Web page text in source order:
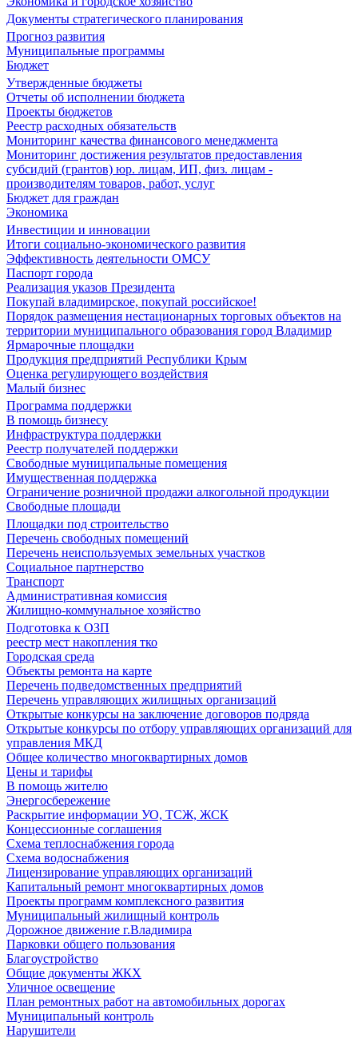
Документы стратегического планирования
Прогноз развития
Муниципальные программы
Бюджет
Утвержденные бюджеты
Отчеты об исполнении бюджета
Проекты бюджетов
Реестр расходных обязательств
Мониторинг качества финансового менеджмента
Мониторинг достижения результатов предоставления
субсидий (грантов) юр. лицам, ИП, физ. лицам -
производителям товаров, работ, услуг
Бюджет для граждан
Экономика
Инвестиции и инновации
Итоги социально-экономического развития
Эффективность деятельности ОМСУ
Паспорт города
Реализация указов Президента
Покупай владимирское, покупай российское!
Порядок размещения нестационарных торговых объектов на
территории муниципального образования город Владимир
Ярмарочные площадки
Продукция предприятий Республики Крым
Оценка регулирующего воздействия
Малый бизнес
Программа поддержки
В помощь бизнесу
Инфраструктура поддержки
Реестр получателей поддержки
Свободные муниципальные помещения
Имущественная поддержка
Ограничение розничной продажи алкогольной продукции
Свободные площади
Площадки под строительство
Перечень свободных помещений
Перечень неиспользуемых земельных участков
Социальное партнерство
Транспорт
Административная комиссия
Жилищно-коммунальное хозяйство
Подготовка к ОЗП
реестр мест накопления тко
Городская среда
Объекты ремонта на карте
Перечень подведомственных предприятий
Перечень управляющих жилищных организаций
Открытые конкурсы на заключение договоров подряда
Открытые конкурсы по отбору управляющих организаций для
управления МКД
Общее количество многоквартирных домов
Цены и тарифы
В помощь жителю
Энергосбережение
Раскрытие информации УО, ТСЖ, ЖСК
Концессионные соглашения
Схема теплоснабжения города
Схема водоснабжения
Лицензирование управляющих организаций
Капитальный ремонт многоквартирных домов
Проекты программ комплексного развития
Муниципальный жилищный контроль
Дорожное движение г.Владимира
Парковки общего пользования
Благоустройство
Общие документы ЖКХ
Уличное освещение
План ремонтных работ на автомобильных дорогах
Муниципальный контроль
Нарушители